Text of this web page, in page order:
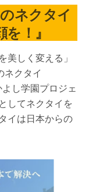
ネクタイ
！』
美しく変える」
ネクタイ
よし学園プロジェ
してネクタイを
イは日本からの